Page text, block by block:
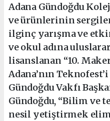
Adana Gündoğdu
ve ürünlerinin
ilginç yarışma ve
ve okul adına
lisanslanan “10.
Adana’nın
Gündoğdu Vakfı
Gündoğdu, “Bilim ve
nesil yetiştirmek